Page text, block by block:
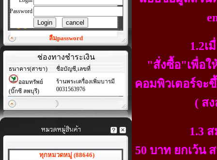
Password
ลืมpassword
ช่องทางชำระเงิน
ธนาคาร(สาขา)
ชื่อบัญชี,เลขที่
ออมทรัพย์
(บิ๊กซี ลพบุรี)
ร้านพระเครื่องเพิ่มบารมี
0031563976
ทุกหมวดหมู่ (88646)
1.2เมื่อสมา
"สั่งซื้อ"เพื่อใ
คอมพิวเตอร์จะ
( ส
1.3 สมาชิกที่
50 บาท ยกเว้น